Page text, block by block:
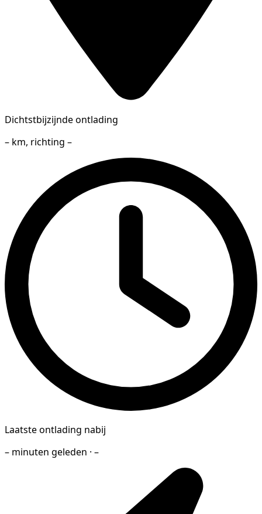
Dichtstbijzijnde ontlading
– km, richting –
Laatste ontlading nabij
– minuten geleden · –